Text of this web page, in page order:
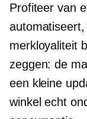
Profiteer van
merkloyaliteit
zeggen: de
een kleine
winkel echt